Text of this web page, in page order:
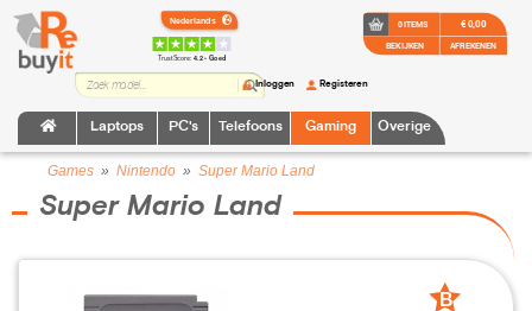
TrustScore:4.2 • Goed
Laptops PC's Telefoons Gaming Overige
Inloggen Registeren
0 ITEMS
BEKIJKEN
€ 0,00
AFREKENEN
Games » Nintendo » Super Mario Land
Super Mario Land
B